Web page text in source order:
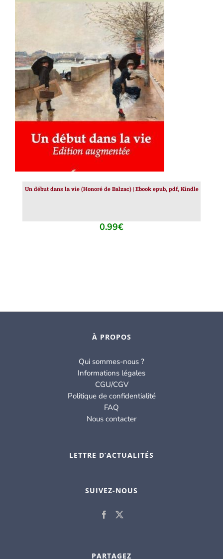
AJOUTER AU PANIER / DÉTAILS
Un début dans la vie (Honoré de Balzac) | Ebook epub, pdf, Kindle
0.99€
À PROPOS
Qui sommes-nous ?
Informations légales
CGU/CGV
Politique de confidentialité
FAQ
Nous contacter
LETTRE D’ACTUALITÉS
SUIVEZ-NOUS
PARTAGEZ